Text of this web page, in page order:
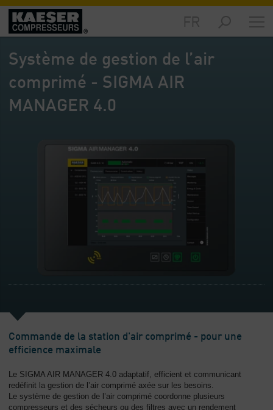
Produits
et
solutions
Sommaire
Services
Système de gestion de l’air
comprimé - SIGMA AIR
MANAGER 4.0
Commande de la station d'air comprimé - pour une
efficience maximale
Le SIGMA AIR MANAGER 4.0 adaptatif, efficient et communicant
redéfinit la gestion de l’air comprimé axée sur les besoins.
Le système de gestion de l’air comprimé coordonne plusieurs
compresseurs et des sécheurs ou des filtres avec un rendement